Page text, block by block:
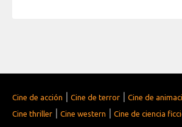
Cine de acción | Cine de terror | Cine de
Cine thriller | Cine western | Cine de ciencia